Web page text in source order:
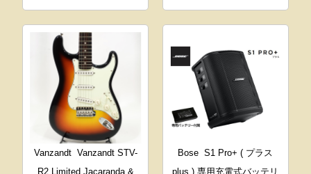
Vanzandt Vanzandt STV-
R2 Limited Jacaranda &
Bose S1 Pro+ ( プラス
plus ) 専用充電式バッテリ